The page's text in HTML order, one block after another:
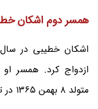
همسر دوم اشکان
ازدواج کرد. همسر او
متولد ۸ بهمن ۱۳۶۵ در تهران است.